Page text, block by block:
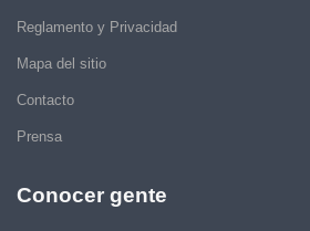
Reglamento y Privacidad
Mapa del sitio
Contacto
Prensa
Conocer gente